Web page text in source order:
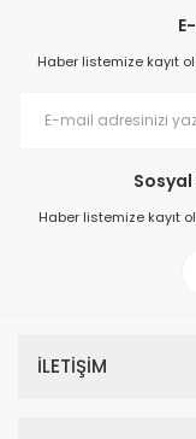
Haber listemize kayıt
Haber listemize kayıt
İLETİŞİM